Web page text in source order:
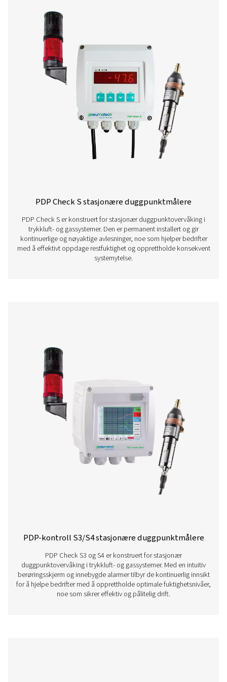
PDP Check M mobile
PDP Check M og M Plus er mobile duggpunktmålere
nøyaktig overvåking av trykkluft og gasser. De gir
systemets fuktighetsnivåer, og hjelper bedrifter med å
ytelsen og sikre effektiv drift på tvers av ulike
PDP Check S stasjonære
med å effektivt oppdage restfuktighet og opprettholde
systemytelse.